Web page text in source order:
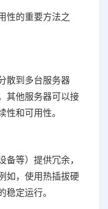
性的重要方法之
散到多台服务器
其他服务器可以接
和可用性。
等）提供冗余，
如，使用热插拔硬
定运行。